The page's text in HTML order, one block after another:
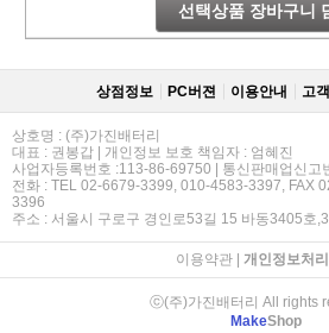
선택상품 장바구니
상점정보 PC버젼 이용안내 고
상호명 : (주)가진배터리
대표 : 권봉갑 | 개인정보 보호 책임자 : 엄혜진
사업자등록번호 :113-86-69750 | 통신판매업신
전화 : TEL 02-6679-3399, 010-4583-3397, FAX
3396
주소 : 서울시 구로구 경인로53길 15 바동3405호
이용약관| 개인정보처
ⓒ(주)가진배터리 All rights
MakeShop